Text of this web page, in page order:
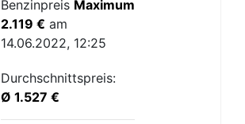
Benzinpreis Maximum
2.119 € am
14.06.2022, 12:25
Durchschnittspreis:
Ø 1.527 €